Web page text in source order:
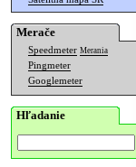
Merače
Speedmeter Merania
Pingmeter
Googlemeter
Hľadanie